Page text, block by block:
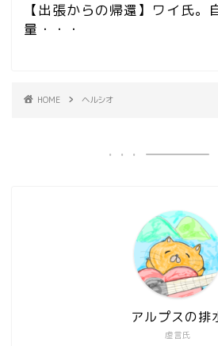
【出張からの帰還】ワイ氏。
量・・・
HOME ヘルシオ
虚言氏
アルプスの排